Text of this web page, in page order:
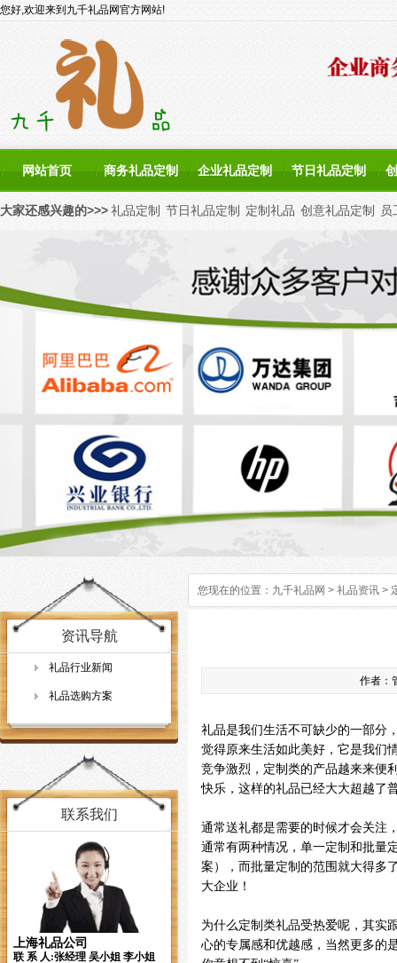
网站首页 商务礼品定制 企业礼品定制 节日礼品定制
您好,欢迎来到九千礼品网官方网站!
大家还感兴趣的>>>礼品定制 节日礼品定制 定制礼品 创意礼品定制 员
您现在的位置： 九千礼品网 > 礼品资讯 >
资讯导航
礼品行业新闻
礼品选购方案
联系我们
上海礼品公司
联 系 人:张经理 吴小姐 李小姐
作者：
礼品是我们生活不可缺少的一部分
觉得原来生活如此美好，它是我们
竞争激烈，定制类的产品越来来便
快乐，这样的礼品已经大大超越了
通常送礼都是需要的时候才会关注
通常有两种情况，单一定制和批量
案），而批量定制的范围就大得多
大企业！
为什么定制类礼品受热爱呢，其实
心的专属感和优越感，当然更多的